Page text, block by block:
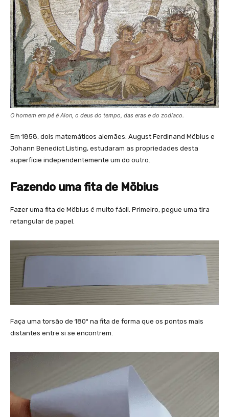
O homem em pé é Aion, o deus do tempo, das eras e do zodíaco.
Em 1858, dois matemáticos alemães: August Ferdinand Möbius e
Johann Benedict Listing, estudaram as propriedades desta
superfície independentemente um do outro.
Fazendo uma fita de Möbius
Fazer uma fita de Möbius é muito fácil. Primeiro, pegue uma tira
retangular de papel.
Faça uma torsão de 180º na fita de forma que os pontos mais
distantes entre si se encontrem.